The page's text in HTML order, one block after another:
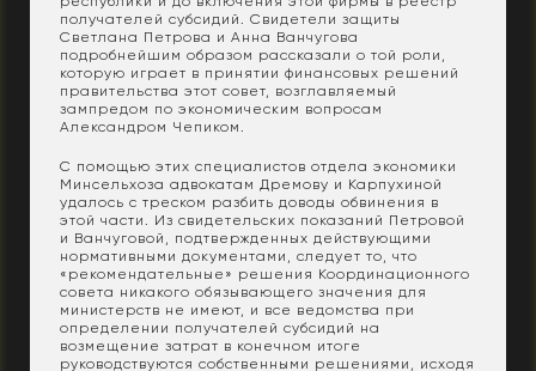
получателей субсидий. Свидетели защиты
Светлана Петрова и Анна Ванчугова
подробнейшим образом рассказали о той роли,
которую играет в принятии финансовых решений
правительства этот совет, возглавляемый
зампредом по экономическим вопросам
Александром Чепиком.
С помощью этих специалистов отдела экономики
Минсельхоза адвокатам Дремову и Карпухиной
удалось с треском разбить доводы обвинения в
этой части. Из свидетельских показаний Петровой
и Ванчуговой, подтвержденных действующими
нормативными документами, следует то, что
«рекомендательные» решения Координационного
совета никакого обязывающего значения для
министерств не имеют, и все ведомства при
определении получателей субсидий на
возмещение затрат в конечном итоге
руководствуются собственными решениями, исходя